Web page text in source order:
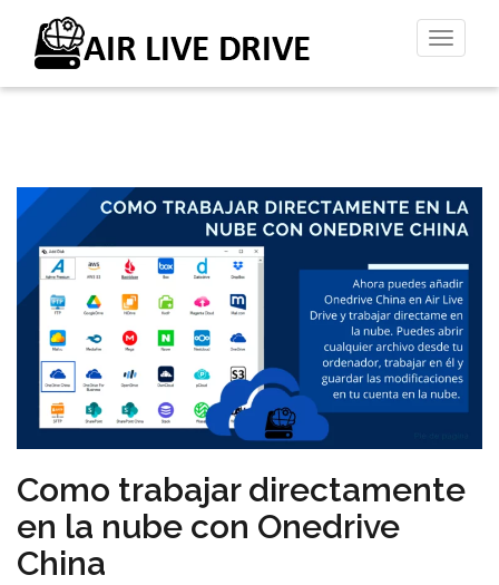
Como trabajar directamente
en la nube con Onedrive
China